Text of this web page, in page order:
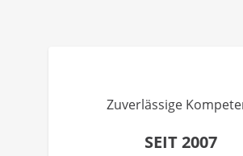
Zuverlässige
SEIT 2007